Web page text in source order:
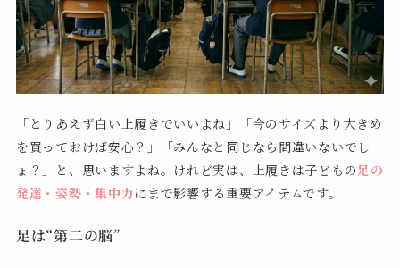
「とりあえず白い上履きでいいよね」「今のサイズより大きめ
を買っておけば安心？」「みんなと同じなら間違いないでし
ょ？」と、思いますよね。けれど実は、上履きは子どもの 足の
発達・姿勢・集中力 にまで影響する重要アイテムです。
足は“第二の脳”